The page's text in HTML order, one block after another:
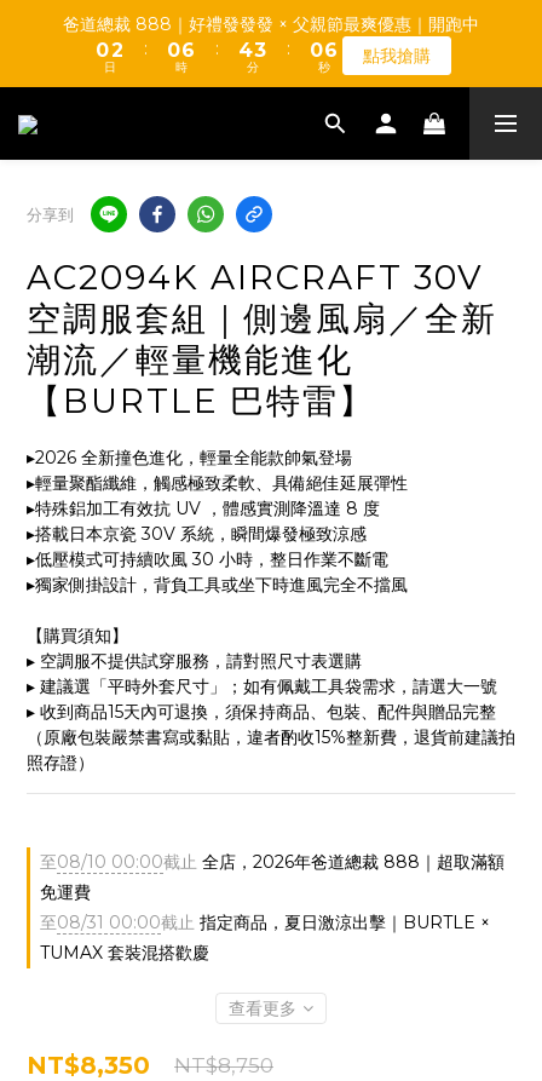
【TUMAX】通風衣套組 高CP值平價首選 d(d＇∀＇)
0 1
0
4
3
2
2
1
0
1
0
4
3
2
0
爸道總裁 888｜好禮發發發 × 父親節最爽優惠｜開跑中
1
0
3
2
1
日
:
1
0
7
6
5
2
0
時
:
5
4
3
0
4
3
2
分
:
1
0
7
6
5
3
2
秒
點我搶購
【TUMAX】通風衣套組 高CP值平價首選 d(d＇∀＇)
分享到
AC2094K AIRCRAFT 30V
空調服套組｜側邊風扇／全新
潮流／輕量機能進化
【BURTLE 巴特雷】
▸2026 全新撞色進化，輕量全能款帥氣登場
▸輕量聚酯纖維，觸感極致柔軟、具備絕佳延展彈性
▸特殊鋁加工有效抗 UV ，體感實測降溫達 8 度
▸搭載日本京瓷 30V 系統，瞬間爆發極致涼感
▸低壓模式可持續吹風 30 小時，整日作業不斷電
▸獨家側掛設計，背負工具或坐下時進風完全不擋風
【購買須知】
▸ 空調服不提供試穿服務，請對照尺寸表選購
▸ 建議選「平時外套尺寸」；如有佩戴工具袋需求，請選大一號
▸ 收到商品15天內可退換，須保持商品、包裝、配件與贈品完整
（原廠包裝嚴禁書寫或黏貼，違者酌收15%整新費，退貨前建議拍
照存證）
至08/10 00:00截止 全店，2026年爸道總裁 888｜超取滿額
免運費
至08/31 00:00截止 指定商品，夏日激涼出擊｜BURTLE ×
TUMAX 套裝混搭歡慶
查看更多
NT$8,350 NT$8,750